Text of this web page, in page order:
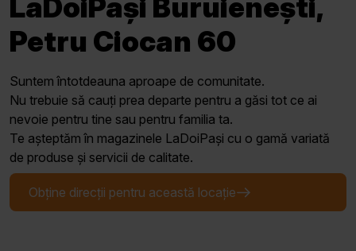
LaDoiPași Buruienești,
Petru Ciocan 60
Suntem întotdeauna aproape de comunitate.
Nu trebuie să cauți prea departe pentru a găsi tot ce ai
nevoie pentru tine sau pentru familia ta.
Te așteptăm în magazinele LaDoiPași cu o gamă variată
de produse și servicii de calitate.
Obține direcții pentru această locație